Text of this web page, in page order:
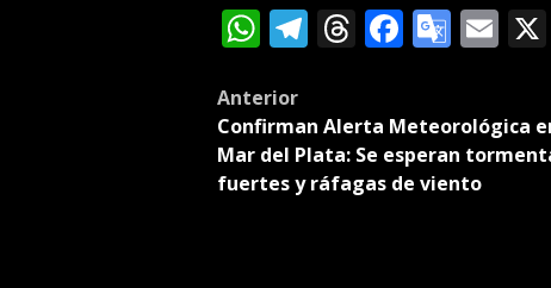
WhatsApp
Telegram
Threads
Post
navigation
Anterior
Confirman Alerta Meteorológica
Mar del Plata: Se esperan
fuertes y ráfagas de viento